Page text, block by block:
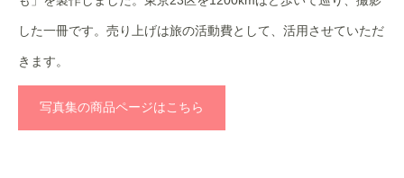
した一冊です。売り上げは旅の活動費として、活用させていただ
きます。
写真集の商品ページはこちら